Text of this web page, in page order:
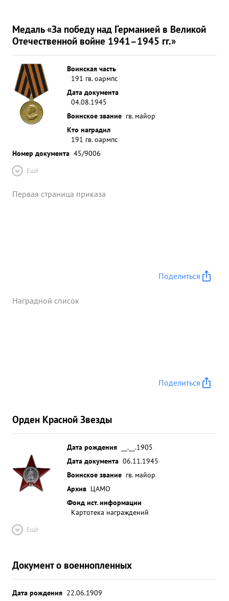
противника и контроль работы экипажей Летает с
желанием. Техника пилотирования хорошая. С
выходом директивы Военного Совета фронта №
0143 личный состав полка правильно понимает и
партийно-комсомольский аппарат в своей
повседневной работе ведет вокруг ее работу.
Случаев пьянок и аморальных явлений за
последние 2 месяца 1945 года в полку нет. ...»
Медаль «За победу над Германией в Великой
Отечественной войне 1941–1945 гг.»
Воинская часть
191 гв. оармпс
Дата документа
04.08.1945
Воинское звание гв. майор
Кто наградил
191 гв. оармпс
Номер документа 45/9006
Ещё
Первая страница приказа
Поделиться
Наградной список
Поделиться
Орден Красной Звезды
Дата рождения
__.__.1905
Дата документа 06.11.1945
Воинское звание гв. майор
Архив ЦАМО
Фонд ист. информации
Картотека награждений
Ещё
Документ о военнопленных
Дата рождения 22.06.1909